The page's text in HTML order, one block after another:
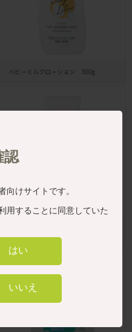
ベビーミルクローション 300g
認
向けサイトです。
用することに同意していた
はい
いいえ